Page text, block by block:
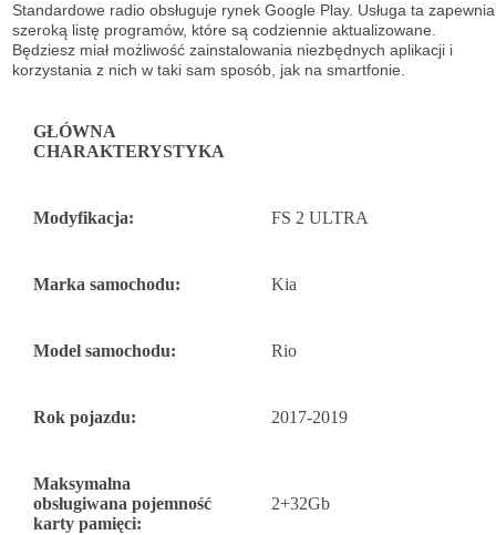
Standardowe radio obsługuje rynek Google Play. Usługa ta zapewnia
szeroką listę programów, które są codziennie aktualizowane.
Będziesz miał możliwość zainstalowania niezbędnych aplikacji i
korzystania z nich w taki sam sposób, jak na smartfonie.
GŁÓWNA
CHARAKTERYSTYKA
Modyfikacja: FS 2 ULTRA
Marka samochodu: Kia
Model samochodu: Rio
Rok pojazdu: 2017-2019
Maksymalna
obsługiwana pojemność
karty pamięci:
2+32Gb